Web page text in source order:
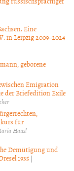
Eine
in Leipzig 2009–2024
geborene
Emigration
der Briefedition Exile
für
Häusl
Demütigung und
1935 |